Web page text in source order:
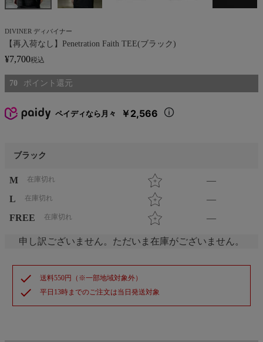
DIVINER ディバイナー
【再入荷なし】Penetration Faith TEE(ブラック)
¥7,700税込
70
ペイディなら月々 ￥2,566
ブラック
M 在庫切れ
—
L
在庫切れ
—
FREE
在庫切れ —
申し訳ございません。ただいま在庫がございません。
check 送料550円（※一部地域対象外）
check 平日13時までのご注文は当日発送対象